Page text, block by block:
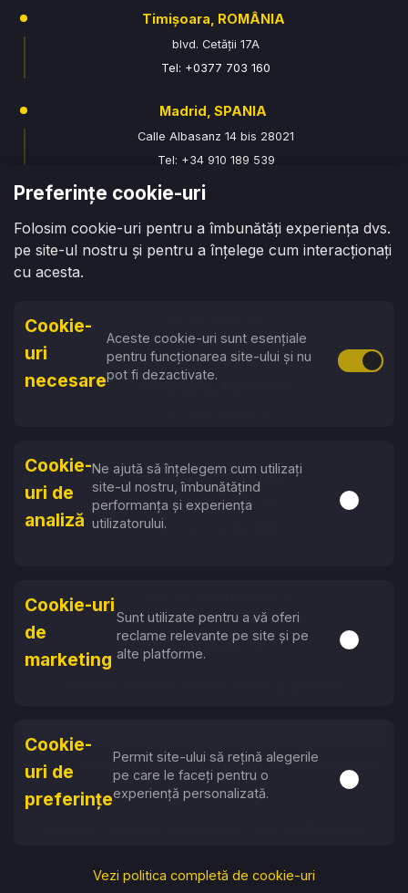
Timișoara, ROMÂNIA
blvd. Cetății 17A
Tel: +0377 703 160
Madrid, SPANIA
Calle Albasanz 14 bis 28021
Tel: +34 910 189 539
Chișinău, MOLDOVA
str. Armenească 100
Tel: +373 76 070 315
Tel: +40 729 941 177
Baia Mare, ROMÂNIA
Str. Vasile Lucaciu, 122
Tel: +40 774 663 896
Tel: +359 87 753 6757
ABONEAZĂ-TE
Accept să primesc newslettere și politica de confidențialitate
© 2026 Wartung Tratamente Speciale. Toate drepturile
Preferințe cookie-uri
Folosim cookie-uri pentru a îmbunătăți experiența dvs.
pe site-ul nostru și pentru a înțelege cum interacționați
cu acesta.
Cookie-
uri
necesare
Aceste cookie-uri sunt esențiale
pentru funcționarea site-ului și nu
pot fi dezactivate.
Activare
Cookie-
uri de
analiză
Ne ajută să înțelegem cum utilizați
site-ul nostru, îmbunătățind
performanța și experiența
utilizatorului.
Activare
Cookie-uri
de
marketing
Sunt utilizate pentru a vă oferi
reclame relevante pe site și pe
alte platforme.
Activare
Cookie-
uri de
preferințe
Permit site-ului să rețină alegerile
pe care le faceți pentru o
experiență personalizată.
Activare
Vezi politica completă de cookie-uri